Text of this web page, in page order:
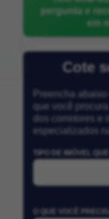
pergunta e
em
Cote
Preencha
que você
dos corretores e
especializados
TIPO DE IMÓVEL
O QUE VOCÊ